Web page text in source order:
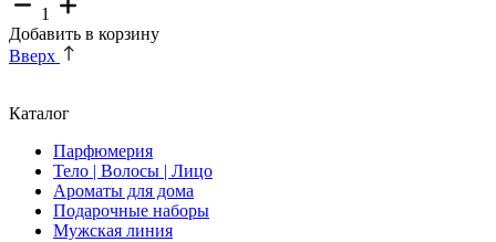
1
Добавить в корзину
Вверх
Каталог
Парфюмерия
Тело | Волосы | Лицо
Ароматы для дома
Подарочные наборы
Мужская линия